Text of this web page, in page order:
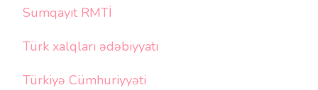
Sumqayıt RMTİ
Türk xalqları ədəbiyyatı
Türkiyə Cümhuriyyəti